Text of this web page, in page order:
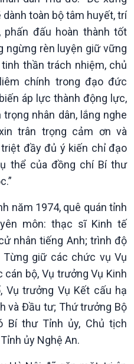
Multimedia
Ảnh
Video
Infographic
E-Magazine
toàn bộ tâm huyết, trí
đấu hoàn thành tốt
ngừng rèn luyện giữ vững
thần trách nhiệm, chủ
chính trong đạo đức
áp lực thành động lực,
nhân dân, lắng nghe
trân trọng cảm ơn và
đầy đủ ý kiến chỉ đạo
thể của đồng chí Bí thư
năm 1974, quê quán tỉnh
môn: thạc sĩ Kinh tế
nhân tiếng Anh; trình độ
Từng giữ các chức vụ Vụ
bộ, Vụ trưởng Vụ Kinh
Vụ trưởng Vụ Kết cấu hạ
và Đầu tư; Thứ trưởng Bộ
Bí thư Tỉnh ủy, Chủ tịch
ủy Nghệ An.